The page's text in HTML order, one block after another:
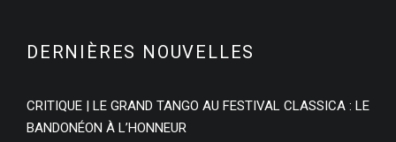
DERNIÈRES NOUVELLES
CRITIQUE | LE GRAND TANGO AU FESTIVAL CLASSICA : LE
BANDONÉON À L’HONNEUR